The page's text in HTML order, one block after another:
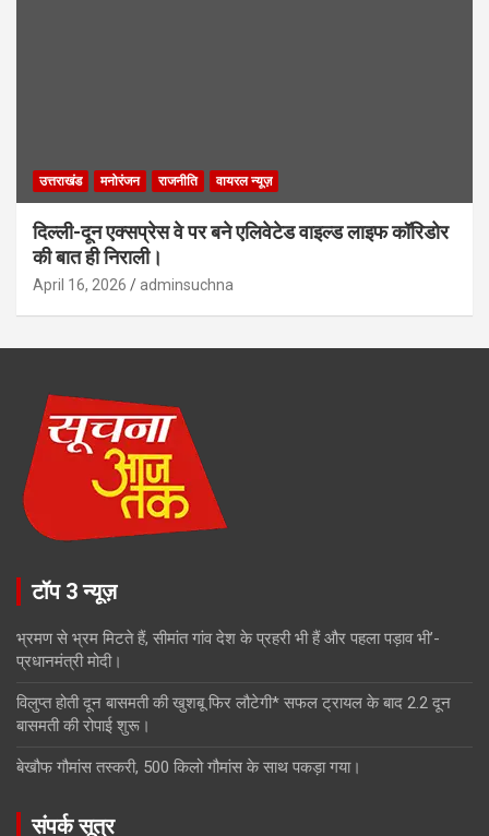
उत्तराखंड मनोरंजन राजनीति वायरल न्यूज़
दिल्ली-दून एक्सप्रेस वे पर बने एलिवेटेड वाइल्ड लाइफ कॉरिडोर
की बात ही निराली।
April 16, 2026 adminsuchna
टॉप 3 न्यूज़
भ्रमण से भ्रम मिटते हैं, सीमांत गांव देश के प्रहरी भी हैं और पहला पड़ाव भी’-
प्रधानमंत्री मोदी।
विलुप्त होती दून बासमती की खुशबू फिर लौटेगी* सफल ट्रायल के बाद 2.2 दून
बासमती की रोपाई शुरू।
बेखौफ गौमांस तस्करी, 500 किलो गौमांस के साथ पकड़ा गया।
संपर्क सूत्र